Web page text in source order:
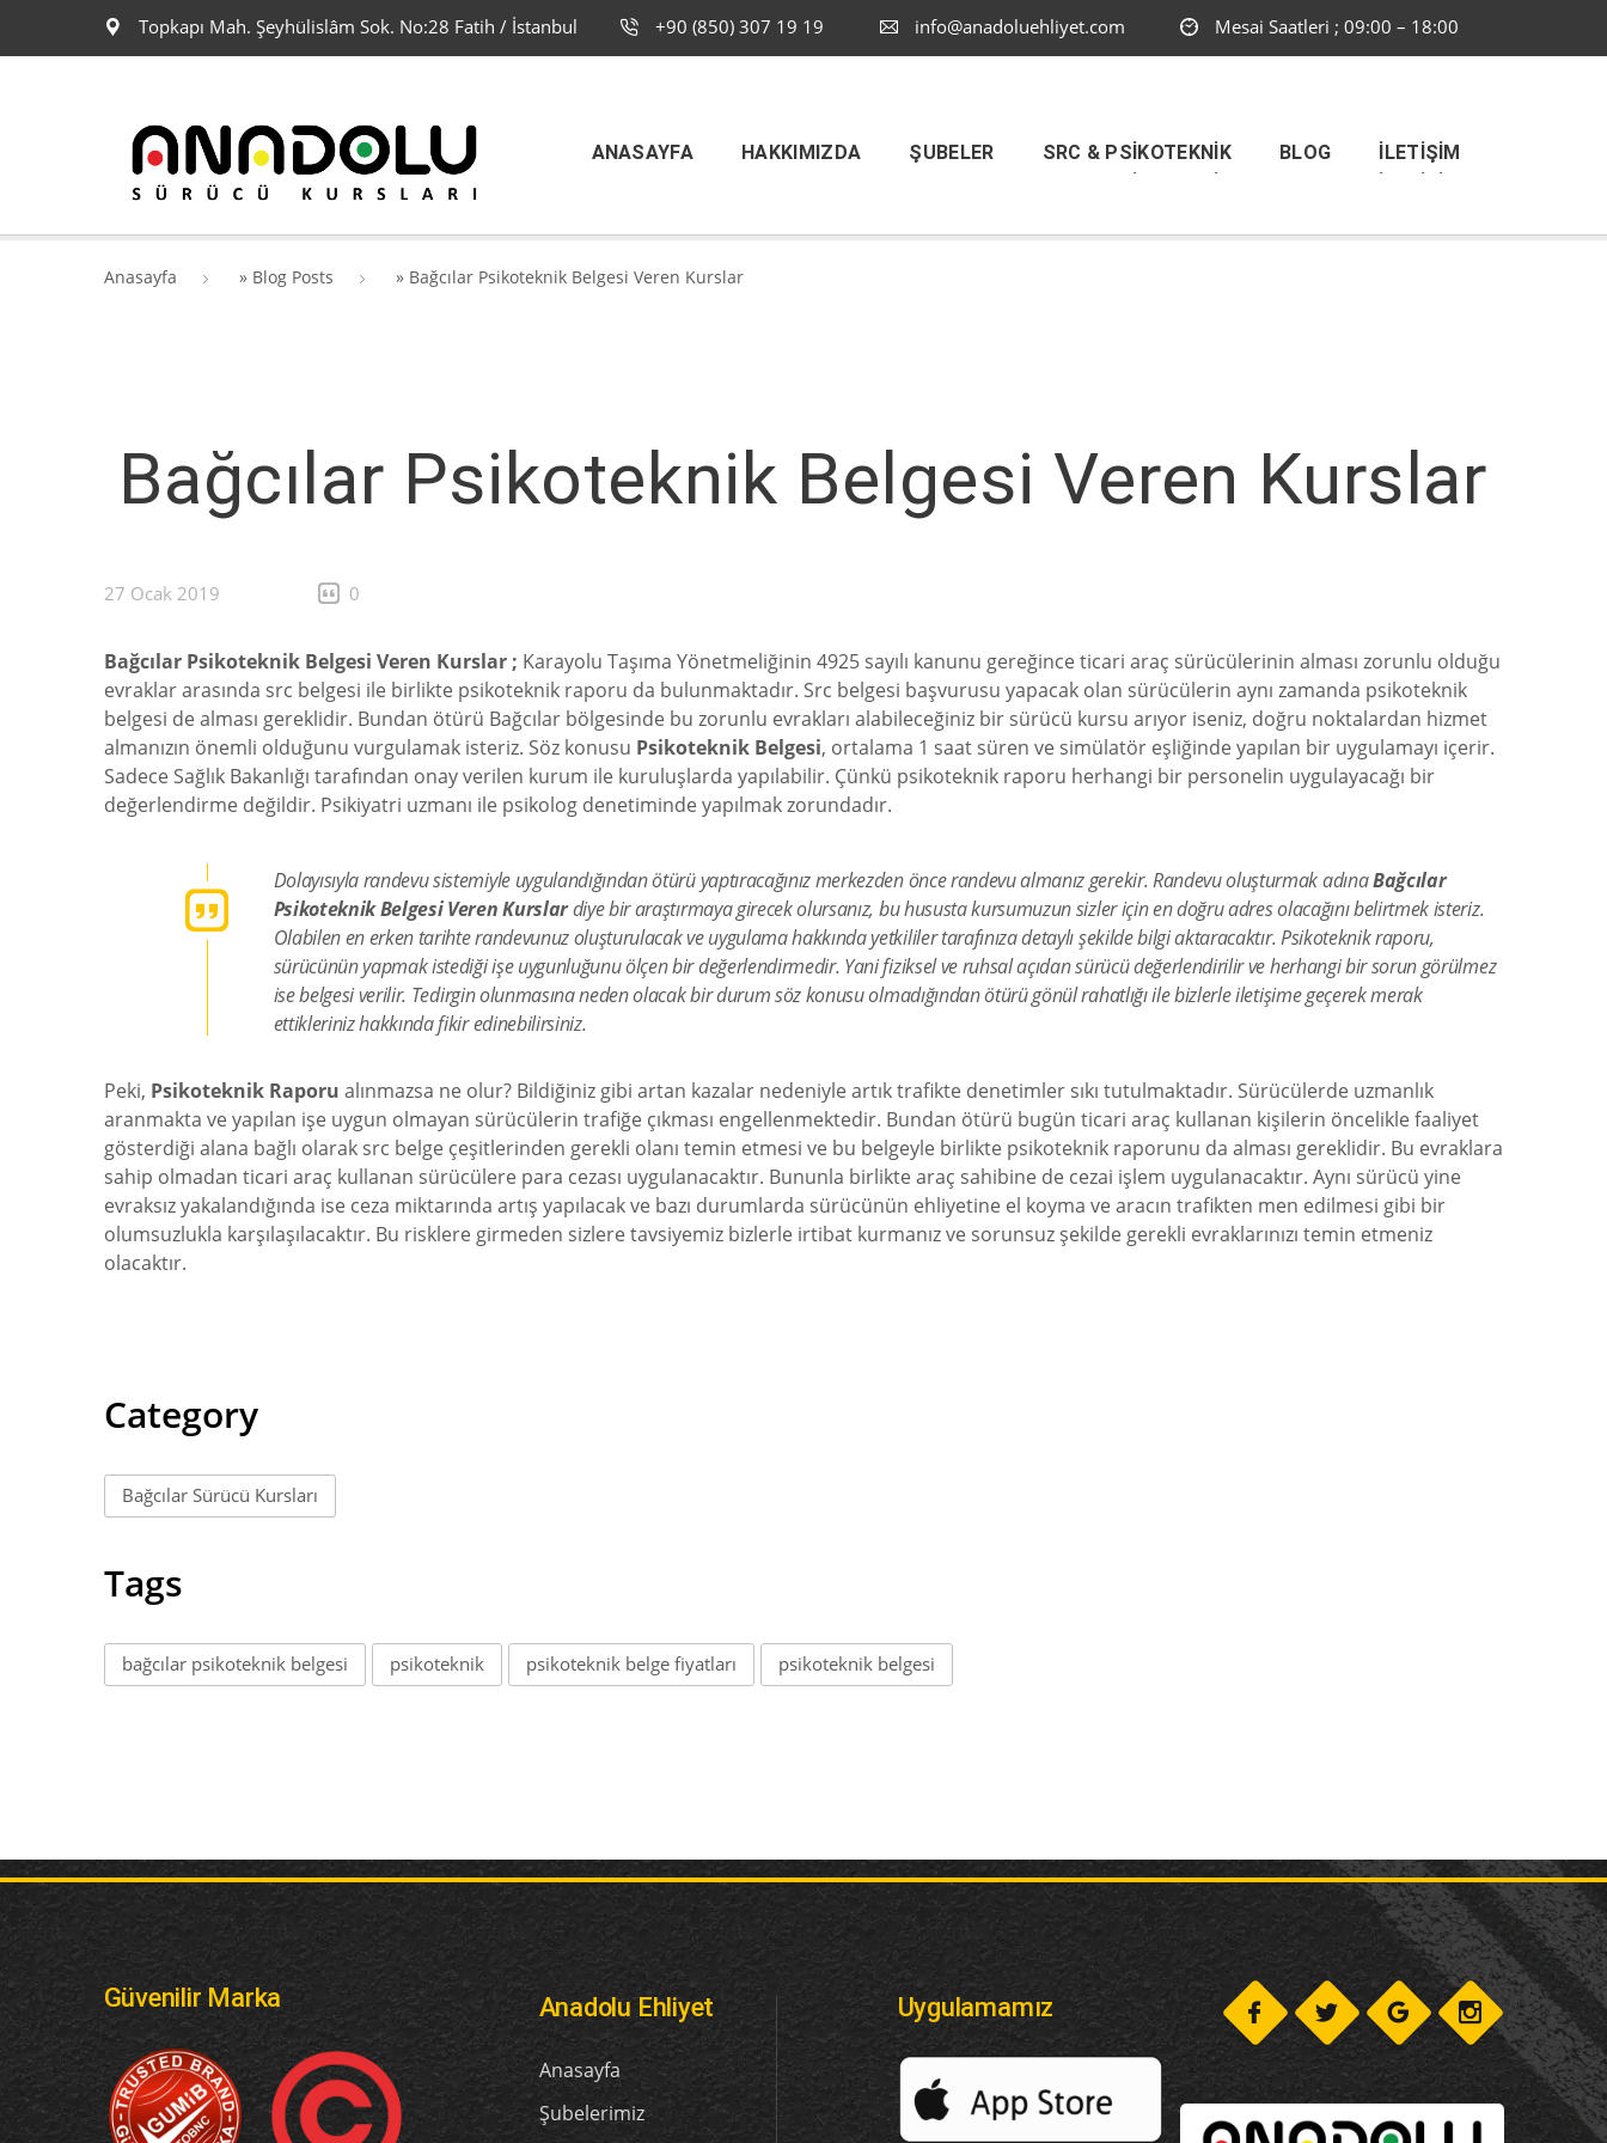
Topkapı Mah. Şeyhülislâm Sok. No:28 Fatih / İstanbul +90 (850) 307 19 19 info@anadoluehliyet.com Mesai Saatleri ; 09:00 – 18:00
ANASAYFA HAKKIMIZDA ŞUBELER SRC & PSIKOTEKNIK BLOG İLETIŞIM
Anasayfa » Blog Posts » Bağcılar Psikoteknik Belgesi Veren Kurslar
Bağcılar Psikoteknik Belgesi Veren Kurslar
27 Ocak 2019 0
Bağcılar Psikoteknik Belgesi Veren Kurslar ; Karayolu Taşıma Yönetmeliğinin 4925 sayılı kanunu gereğince ticari araç sürücülerinin alması zorunlu olduğu
evraklar arasında src belgesi ile birlikte psikoteknik raporu da bulunmaktadır. Src belgesi başvurusu yapacak olan sürücülerin aynı zamanda psikoteknik
belgesi de alması gereklidir. Bundan ötürü Bağcılar bölgesinde bu zorunlu evrakları alabileceğiniz bir sürücü kursu arıyor iseniz, doğru noktalardan hizmet
almanızın önemli olduğunu vurgulamak isteriz. Söz konusu Psikoteknik Belgesi, ortalama 1 saat süren ve simülatör eşliğinde yapılan bir uygulamayı içerir.
Sadece Sağlık Bakanlığı tarafından onay verilen kurum ile kuruluşlarda yapılabilir. Çünkü psikoteknik raporu herhangi bir personelin uygulayacağı bir
değerlendirme değildir. Psikiyatri uzmanı ile psikolog denetiminde yapılmak zorundadır.
Dolayısıyla randevu sistemiyle uygulandığından ötürü yaptıracağınız merkezden önce randevu almanız gerekir. Randevu oluşturmak adınaBağcılar
Psikoteknik Belgesi Veren Kurslardiye bir araştırmaya girecek olursanız, bu hususta kursumuzun sizler için en doğru adres olacağını belirtmek isteriz.
Olabilen en erken tarihte randevunuz oluşturulacak ve uygulama hakkında yetkililer tarafınıza detaylı şekilde bilgi aktaracaktır. Psikoteknik raporu,
sürücünün yapmak istediği işe uygunluğunu ölçen bir değerlendirmedir. Yani fiziksel ve ruhsal açıdan sürücü değerlendirilir ve herhangi bir sorun görülmez
ise belgesi verilir. Tedirgin olunmasına neden olacak bir durum söz konusu olmadığından ötürü gönül rahatlığı ile bizlerle iletişime geçerek merak
ettikleriniz hakkında fikir edinebilirsiniz.
Peki, Psikoteknik Raporu alınmazsa ne olur? Bildiğiniz gibi artan kazalar nedeniyle artık trafikte denetimler sıkı tutulmaktadır. Sürücülerde uzmanlık
aranmakta ve yapılan işe uygun olmayan sürücülerin trafiğe çıkması engellenmektedir. Bundan ötürü bugün ticari araç kullanan kişilerin öncelikle faaliyet
gösterdiği alana bağlı olarak src belge çeşitlerinden gerekli olanı temin etmesi ve bu belgeyle birlikte psikoteknik raporunu da alması gereklidir. Bu evraklara
sahip olmadan ticari araç kullanan sürücülere para cezası uygulanacaktır. Bununla birlikte araç sahibine de cezai işlem uygulanacaktır. Aynı sürücü yine
evraksız yakalandığında ise ceza miktarında artış yapılacak ve bazı durumlarda sürücünün ehliyetine el koyma ve aracın trafikten men edilmesi gibi bir
olumsuzlukla karşılaşılacaktır. Bu risklere girmeden sizlere tavsiyemiz bizlerle irtibat kurmanız ve sorunsuz şekilde gerekli evraklarınızı temin etmeniz
olacaktır.
Category
Bağcılar Sürücü Kursları
Tags
bağcılar psikoteknik belgesi psikoteknik psikoteknik belge fiyatları psikoteknik belgesi
Güvenilir Marka Anadolu Ehliyet
Anasayfa
Şubelerimiz
Uygulamamız